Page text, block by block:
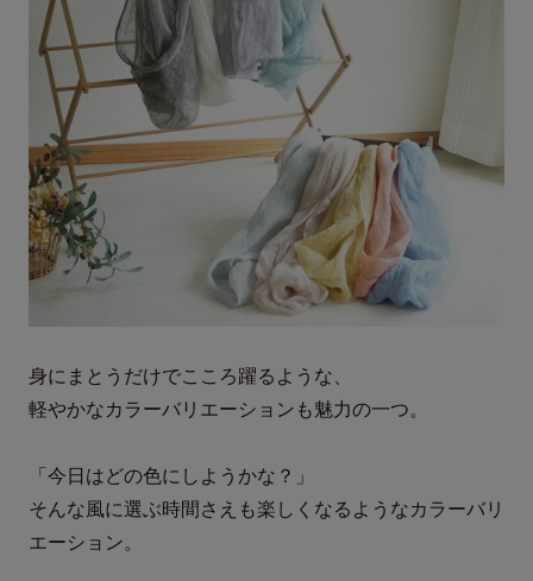
身にまとうだけでこころ躍るような、
軽やかなカラーバリエーションも魅力の一つ。
「今日はどの色にしようかな？」
そんな風に選ぶ時間さえも楽しくなるようなカラーバリ
エーション。